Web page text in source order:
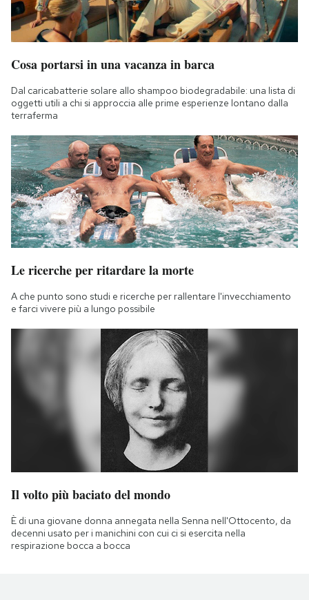
Cosa portarsi in una vacanza in barca
Dal caricabatterie solare allo shampoo biodegradabile: una lista di
oggetti utili a chi si approccia alle prime esperienze lontano dalla
terraferma
Le ricerche per ritardare la morte
A che punto sono studi e ricerche per rallentare l'invecchiamento
e farci vivere più a lungo possibile
Il volto più baciato del mondo
È di una giovane donna annegata nella Senna nell'Ottocento, da
decenni usato per i manichini con cui ci si esercita nella
respirazione bocca a bocca